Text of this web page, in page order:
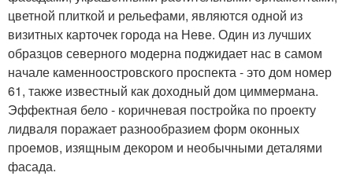
цветной плиткой и рельефами, являются одной из
визитных карточек города на Неве. Один из лучших
образцов северного модерна поджидает нас в самом
начале каменноостровского проспекта - это дом номер
61, также известный как доходный дом циммермана.
Эффектная бело - коричневая постройка по проекту
лидваля поражает разнообразием форм оконных
проемов, изящным декором и необычными деталями
фасада.